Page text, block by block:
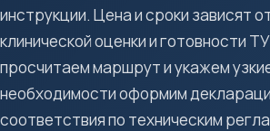
инструкции. Цена и сроки зависят
клинической оценки и готовности
просчитаем маршрут и укажем
необходимости оформим
соответствия по техническим